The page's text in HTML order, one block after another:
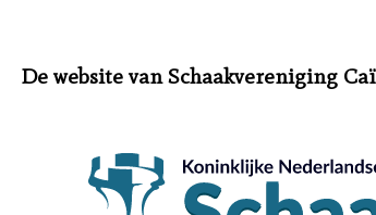
De website van Schaakvereniging